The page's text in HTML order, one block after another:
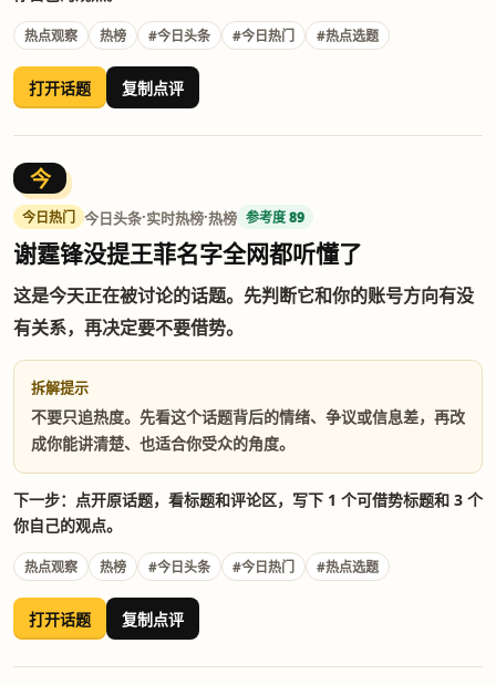
热点观察 热榜 #今日头条 #今日热门 #热点选题
打开话题 复制点评
今
今日热门 今日头条·实时热榜·热榜 参考度 89
谢霆锋没提王菲名字全网都听懂了
这是今天正在被讨论的话题。先判断它和你的账号方向有没
有关系，再决定要不要借势。
拆解提示
不要只追热度。先看这个话题背后的情绪、争议或信息差，再改
成你能讲清楚、也适合你受众的角度。
下一步：点开原话题，看标题和评论区，写下 1 个可借势标题和 3 个
你自己的观点。
热点观察 热榜 #今日头条 #今日热门 #热点选题
打开话题 复制点评